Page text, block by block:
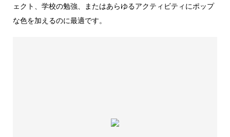
ェクト、学校の勉強、またはあらゆるアクティビティにポップ
な色を加えるのに最適です。